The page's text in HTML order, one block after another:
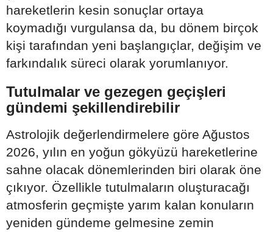
hareketlerin kesin sonuçlar ortaya
koymadığı vurgulansa da, bu dönem birçok
kişi tarafından yeni başlangıçlar, değişim ve
farkındalık süreci olarak yorumlanıyor.
Tutulmalar ve gezegen geçişleri
gündemi şekillendirebilir
Astrolojik değerlendirmelere göre Ağustos
2026, yılın en yoğun gökyüzü hareketlerine
sahne olacak dönemlerinden biri olarak öne
çıkıyor. Özellikle tutulmaların oluşturacağı
atmosferin geçmişte yarım kalan konuların
yeniden gündeme gelmesine zemin